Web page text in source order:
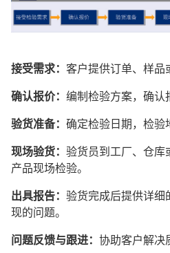
接受需求： 客户提供订单、样品
确认报价： 编制检验方案，确认
验货准备： 确定检验日期，检验
现场验货： 验货员到工厂、仓库
产品现场检验。
出具报告： 验货完成后提供详细
现的问题。
问题反馈与跟进： 协助客户解决